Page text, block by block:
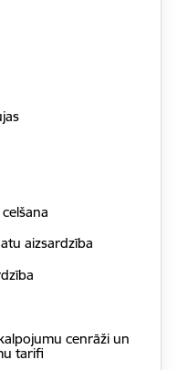
aizsardzība
cenrāži un
tarifi